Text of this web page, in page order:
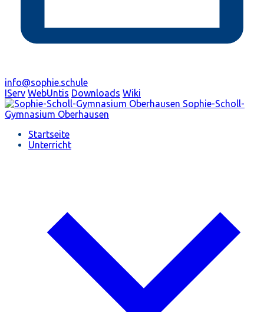
info@sophie.schule
IServ WebUntis Downloads Wiki
Sophie-Scholl-
Gymnasium Oberhausen
Startseite
Unterricht